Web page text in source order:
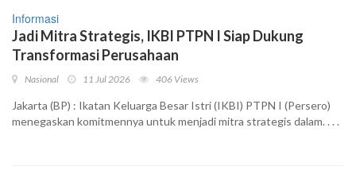
Informasi
Jadi Mitra Strategis, IKBI PTPN I Siap Dukung
Transformasi Perusahaan
Nasional 11 Jul 2026 406 Views
Jakarta (BP) : Ikatan Keluarga Besar Istri (IKBI) PTPN I (Persero)
menegaskan komitmennya untuk menjadi mitra strategis dalam. . . .